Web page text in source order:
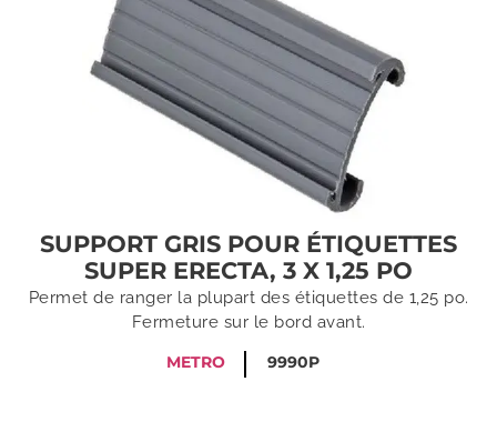
SUPPORT GRIS POUR ÉTIQUETTES
SUPER ERECTA, 3 X 1,25 PO
Permet de ranger la plupart des étiquettes de 1,25 po.
Fermeture sur le bord avant.
METRO
9990P